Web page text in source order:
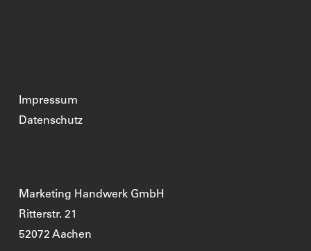
Impressum
Datenschutz
Marketing Handwerk GmbH
Ritterstr. 21
52072 Aachen